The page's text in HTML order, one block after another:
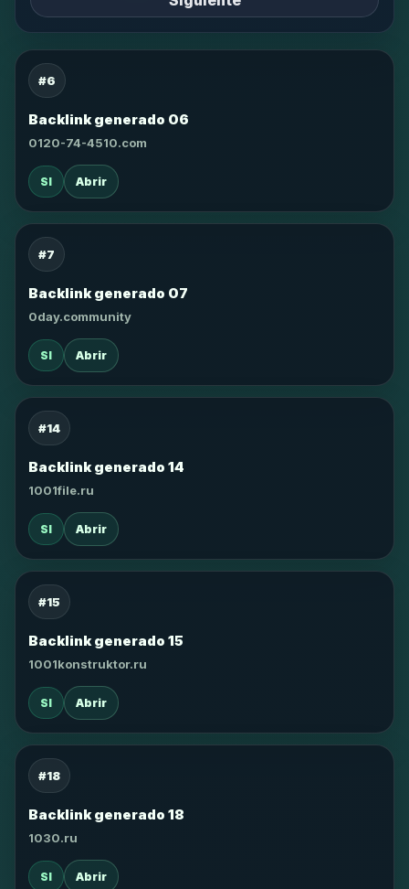
#6
Backlink generado 06
0120-74-4510.com
SI Abrir
#7
Backlink generado 07
0day.community
SI Abrir
#14
Backlink generado 14
1001file.ru
SI Abrir
#15
Backlink generado 15
1001konstruktor.ru
SI Abrir
#18
Backlink generado 18
1030.ru
SI Abrir